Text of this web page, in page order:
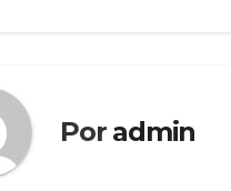
Por admin